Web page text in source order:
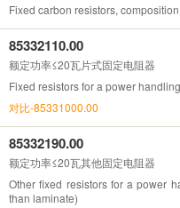
Fixed carbon resistors,
85332110.00
额定功率≤20瓦片式固定电阻器
Fixed resistors for a power
对比-85331000.00
85332190.00
额定功率≤20瓦其他固定电阻器
Other fixed resistors for a power
than laminate)